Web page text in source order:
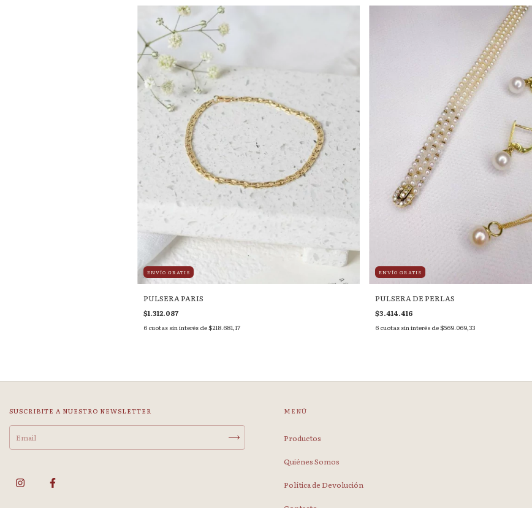
ENVÍO GRATIS
PULSERA PARIS
$1.312.087
6 cuotas sin interés de$218.681,17
ENVÍO GRATIS
PULSERA DE PERLAS
$3.414.416
6 cuotas sin interés de$569.069,33
SUSCRIBITE A NUESTRO NEWSLETTER MENÚ
Productos
Quiénes Somos
Política de Devolución